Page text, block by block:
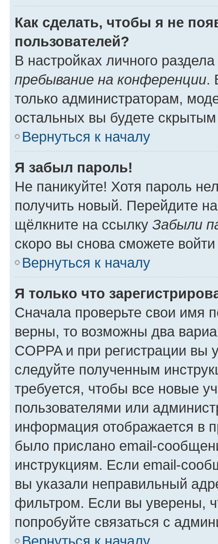
Как сделать, чтобы я не
пользователей?
В настройках личного
пребывание на конференции.
только администраторам,
остальных вы будете
Вернуться к началу
Я забыл пароль!
Не паникуйте! Хотя пароль
получить новый. Перейдите
щёлкните на ссылку Забыли
скоро вы снова сможете
Вернуться к началу
Я только что
Сначала проверьте свои имя
верны, то возможны два
COPPA и при регистрации вы
следуйте полученным
требуется, чтобы все новые
пользователями или
информация отображается в
было прислано email-
инструкциям. Если email-
вы указали неправильный
фильтром. Если вы уверены,
попробуйте связаться с
Вернуться к началу